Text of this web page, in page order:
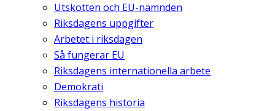
Utskotten och EU-nämnden
Riksdagens uppgifter
Arbetet i riksdagen
Så fungerar EU
Riksdagens internationella arbete
Demokrati
Riksdagens historia